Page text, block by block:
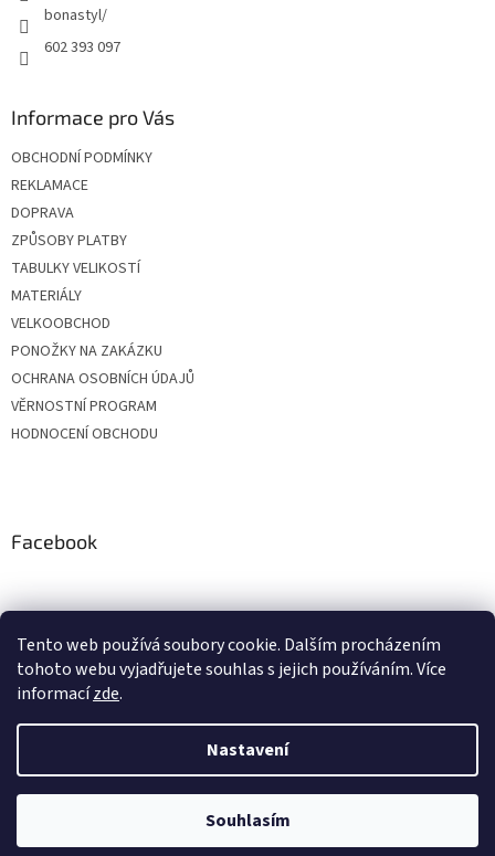
Tento web používá soubory cookie. Dalším procházením
tohoto webu vyjadřujete souhlas s jejich používáním. Více
informacízde.
Nastavení
Souhlasím
Vážení zákazníci, z důvodu čerpání dovolených budou objednávky
přijaté v období od 20. do 24. července expedovány po 28. 7. Zároveň si
Vás dovolujeme upozornit, že v průběhu letních prázdnin může být
expedice o pár dní prodloužena. Děkujeme Vám za pochopení a
bonastyl/
602 393 097
Informace pro Vás
OBCHODNÍ PODMÍNKY
REKLAMACE
DOPRAVA
ZPŮSOBY PLATBY
TABULKY VELIKOSTÍ
MATERIÁLY
VELKOOBCHOD
PONOŽKY NA ZAKÁZKU
OCHRANA OSOBNÍCH ÚDAJŮ
VĚRNOSTNÍ PROGRAM
HODNOCENÍ OBCHODU
Facebook
Vytvořil Shoptet
BONASTYL. Všechna práva vyhrazena.